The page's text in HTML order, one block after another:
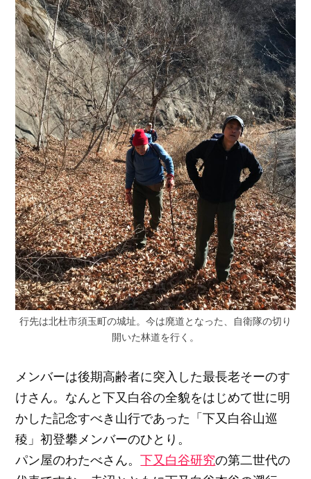
行先は北杜市須玉町の城址。今は廃道となった、自衛隊の切り
開いた林道を行く。
メンバーは後期高齢者に突入した最長老そーのす
けさん。なんと下又白谷の全貌をはじめて世に明
かした記念すべき山行であった「下又白谷山巡
稜」初登攀メンバーのひとり。
パン屋のわたべさん。下又白谷研究の第二世代の